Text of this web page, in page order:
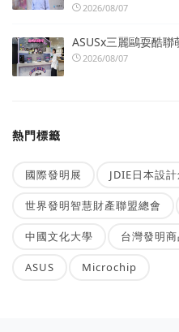
2026/08/07
ASUSx三麗鷗耍酷聯
2026/08/07
熱門標籤
國際發明展 JDIE日本設
世界發明智慧財產聯盟總會
中國文化大學 台灣發明
ASUS Microchip